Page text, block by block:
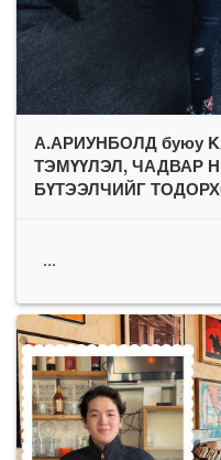
А.АРИУНБОЛД буюу
ТЭМҮҮЛЭЛ, ЧАДВАР
БҮТЭЭЛЧИЙГ
...